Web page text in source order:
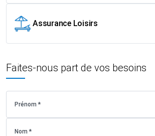
Assurance Loisirs
Faites-nous part de vos besoins